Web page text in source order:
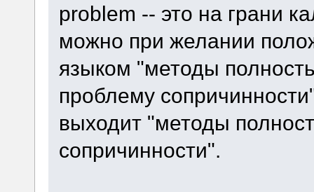
problem -- это на грани
можно при желании
языком "методы
проблему
выходит "методы
сопричинности".